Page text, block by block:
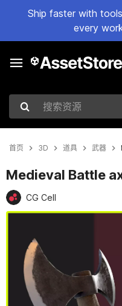
Ship faster with
every
搜索资源
首页 3D 道具 武器
Medieval Battle
CG Cell